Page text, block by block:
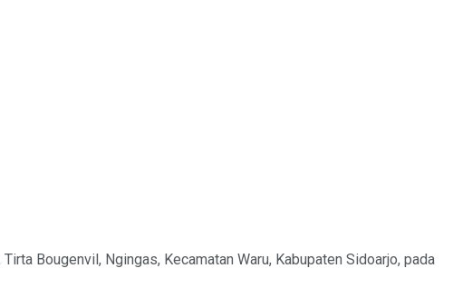
Bougenvil, Ngingas, Kecamatan Waru, Kabupaten Sidoarjo, pada